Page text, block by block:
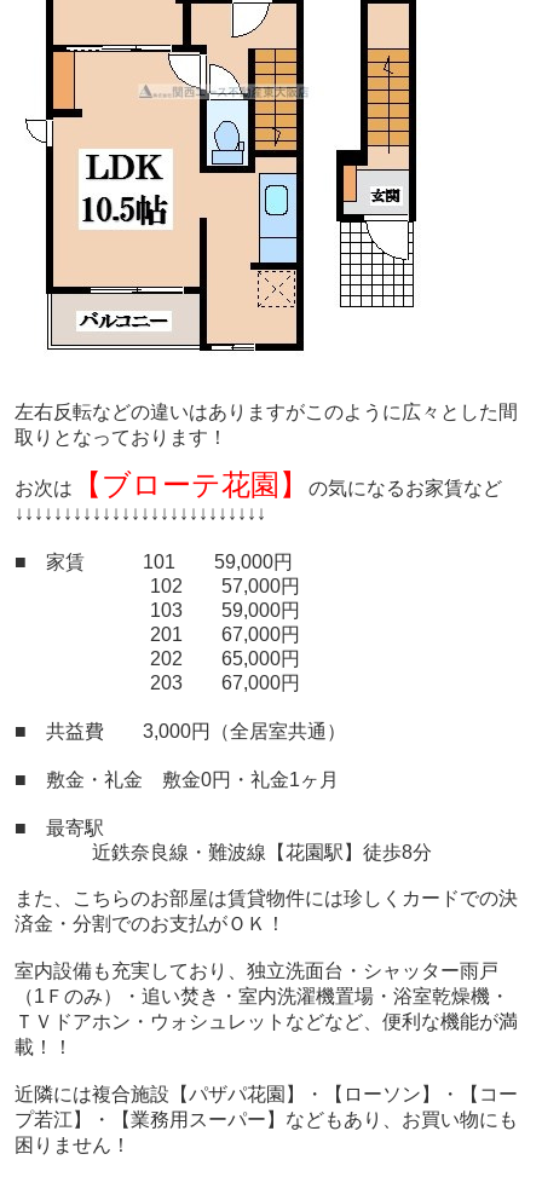
左右反転などの違いはありますがこのように広々とした間
取りとなっております！
お次は 【ブローテ花園】 の気になるお家賃など
↓ ↓ ↓ ↓ ↓ ↓ ↓ ↓ ↓ ↓ ↓ ↓ ↓ ↓ ↓ ↓ ↓ ↓ ↓ ↓ ↓ ↓ ↓ ↓ ↓ ↓
■ 家賃 101 59,000円
102 57,000円
103 59,000円
201 67,000円
202 65,000円
203 67,000円
■ 共益費 3,000円（全居室共通）
■ 敷金・礼金 敷金0円・礼金1ヶ月
■ 最寄駅
近鉄奈良線・難波線【花園駅】徒歩8分
また、こちらのお部屋は賃貸物件には珍しくカードでの決
済金・分割でのお支払がＯＫ！
室内設備も充実しており、独立洗面台・シャッター雨戸
（1Ｆのみ）・追い焚き・室内洗濯機置場・浴室乾燥機・
ＴＶドアホン・ウォシュレットなどなど、便利な機能が満
載！！
近隣には複合施設【パザパ花園】・【ローソン】・【コー
プ若江】・【業務用スーパー】などもあり、お買い物にも
困りません！